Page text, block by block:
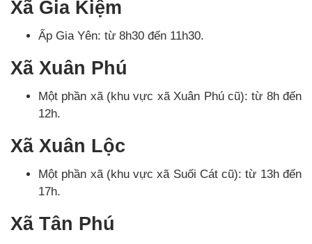
Xã Gia Kiệm
Ấp Gia Yên: từ 8h30 đến 11h30.
Xã Xuân Phú
Một phần xã (khu vực xã Xuân Phú cũ): từ 8h đến
12h.
Xã Xuân Lộc
Một phần xã (khu vực xã Suối Cát cũ): từ 13h đến
17h.
Xã Tân Phú